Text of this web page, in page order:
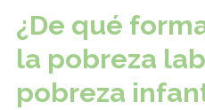
¿De qué
la pobreza
pobreza